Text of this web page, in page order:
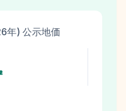
年) 公示地価